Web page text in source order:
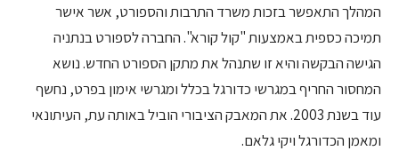
המהלך התאפשר בזכות משרד התרבות והספורט, אשר אישר
תמיכה כספית באמצעות "קול קורא". החברה לספורט בנתניה
הגישה הבקשה והיא זו שתנהל את מתקן הספורט החדש. נושא
המחסור החריף במגרשי כדורגל בכלל ומגרשי אימון בפרט, נחשף
עוד בשנת 2003. את המאבק הציבורי הוביל באותה עת, העיתונאי
ומאמן הכדורגל ויקי גלאם.